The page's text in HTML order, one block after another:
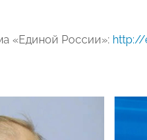
«Единой России»: